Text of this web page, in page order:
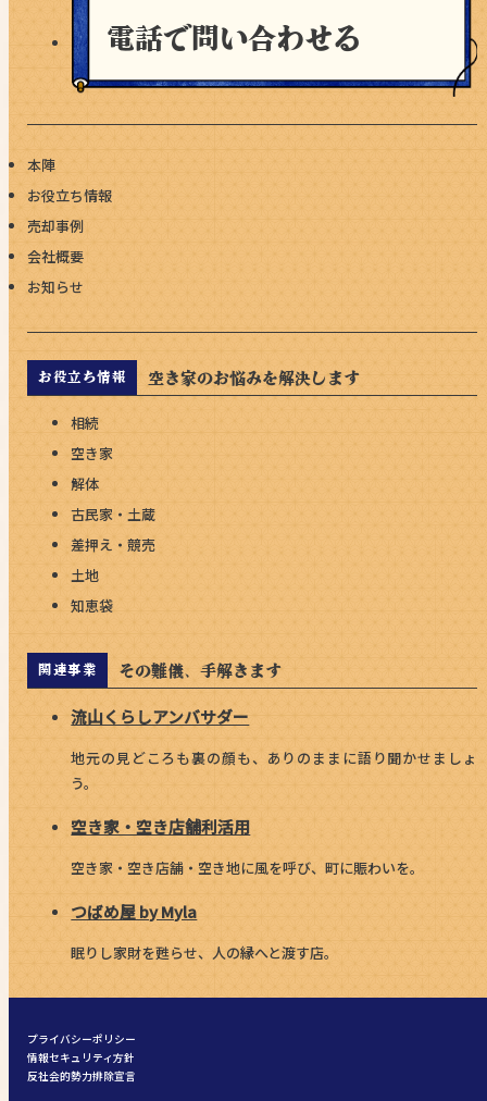
電話で問い合わせる
本陣
お役立ち情報
売却事例
会社概要
お知らせ
お役立ち情報 空き家のお悩みを解決します
相続
空き家
解体
古民家・土蔵
差押え・競売
土地
知恵袋
関連事業 その難儀、手解きます
流山くらしアンバサダー
地元の見どころも裏の顔も、ありのままに語り聞かせましょ
う。
空き家・空き店舗利活用
空き家・空き店舗・空き地に風を呼び、町に賑わいを。
つばめ屋 by Myla
眠りし家財を甦らせ、人の縁へと渡す店。
プライバシーポリシー
情報セキュリティ方針
反社会的勢力排除宣言